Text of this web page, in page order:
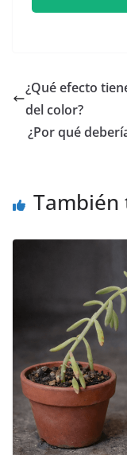
¿Qué efecto
del color?
¿Por qué
También